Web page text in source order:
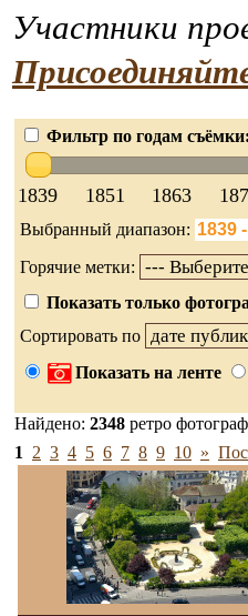
Участники
Фильтр по годам
1839 1851 1863
Выбранный диапазон:
Горячие метки:
Показать только
Сортировать по
Показать на ленте
Найдено: 2348 ретро
1
2 3 4 5 6 7 8 9 10 »